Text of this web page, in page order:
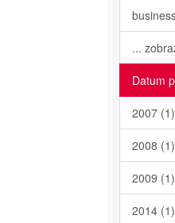
...
Datum
2007 (1)
2008 (1)
2009 (1)
2014 (1)